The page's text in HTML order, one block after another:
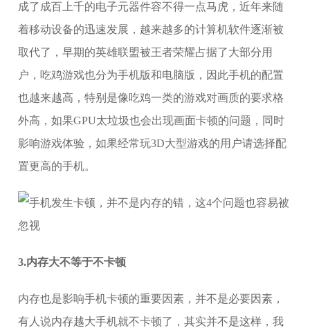
成了成百上千的电子元器件容不得一点马虎，近年来随
着移动设备的迅速发展，越来越多的计算机软件逐渐被
取代了，早期的英雄联盟被王者荣耀占据了大部分用
户，吃鸡游戏也分为手机版和电脑版，因此手机的配置
也越来越高，特别是像吃鸡一类的游戏对画质的要求格
外高，如果GPU太垃圾也会出现画面卡顿的问题，同时
影响游戏体验，如果经常玩3D大型游戏的用户请选择配
置更高的手机。
3.内存大不等于不卡顿
内存也是影响手机卡顿的重要因素，并不是必要因素，
有人说内存越大手机就不卡顿了，其实并不是这样，我